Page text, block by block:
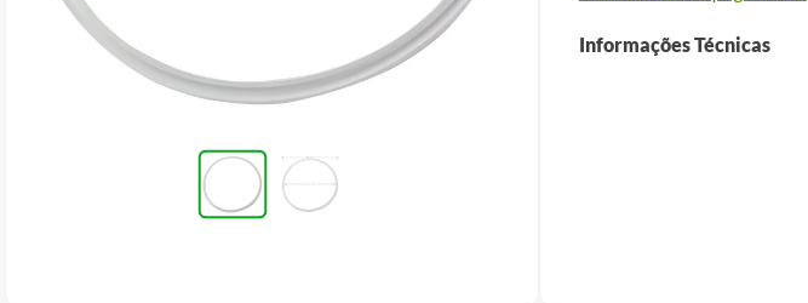
Informações Técnicas